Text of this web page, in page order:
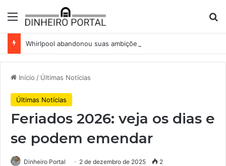
Menu
Início / Últimas Notícias
Últimas Notícias
Feriados 2026: veja os dias e
se podem emendar
Dinheiro Portal 2 de dezembro de 2025 2